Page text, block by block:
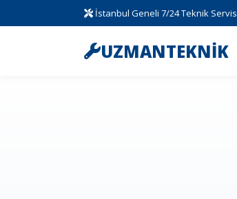
İstanbul Geneli 7/24 Teknik Servis
UZMANTEKNİK